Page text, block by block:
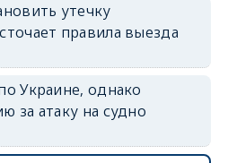
утечку
правила выезда
Украине, однако
за атаку на судно